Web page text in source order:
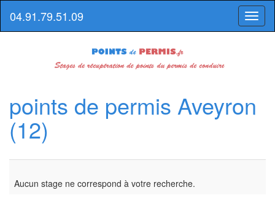
04.91.79.51.09
points de permis Aveyron
(12)
Aucun stage ne correspond à votre recherche.